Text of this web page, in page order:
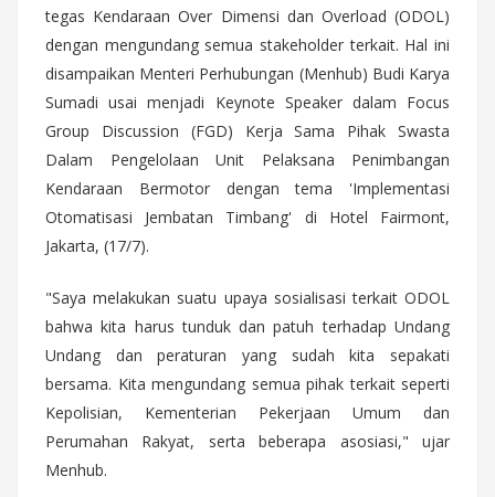
tegas Kendaraan Over Dimensi dan Overload (ODOL)
dengan mengundang semua stakeholder terkait. Hal ini
disampaikan Menteri Perhubungan (Menhub) Budi Karya
Sumadi usai menjadi Keynote Speaker dalam Focus
Group Discussion (FGD) Kerja Sama Pihak Swasta
Dalam Pengelolaan Unit Pelaksana Penimbangan
Kendaraan Bermotor dengan tema 'Implementasi
Otomatisasi Jembatan Timbang' di Hotel Fairmont,
Jakarta, (17/7).
"Saya melakukan suatu upaya sosialisasi terkait ODOL
bahwa kita harus tunduk dan patuh terhadap Undang
Undang dan peraturan yang sudah kita sepakati
bersama. Kita mengundang semua pihak terkait seperti
Kepolisian, Kementerian Pekerjaan Umum dan
Perumahan Rakyat, serta beberapa asosiasi," ujar
Menhub.